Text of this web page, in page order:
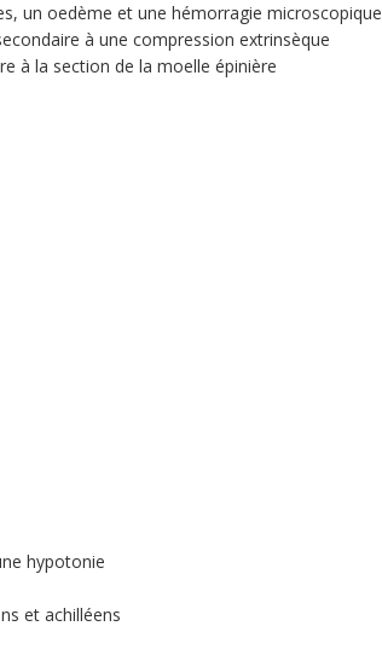
un oedème et une hémorragie microscopique
à une compression extrinsèque
à la section de la moelle épinière
hypotonie
et achilléens